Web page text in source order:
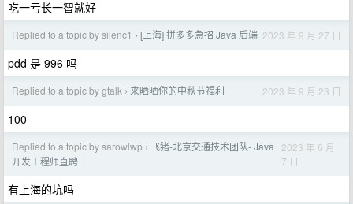
吃一亏长一智就好
Replied to a topic by silenc1 › [上海] 拼多多急招 Java 后端 2023 年 9 月 27 日
pdd 是 996 吗
Replied to a topic by gtalk › 来晒晒你的中秋节福利 2023 年 9 月 23 日
100
Replied to a topic by sarowlwp › 飞猪-北京交通技术团队- Java
开发工程师直聘
2023 年 6 月
7 日
有上海的坑吗